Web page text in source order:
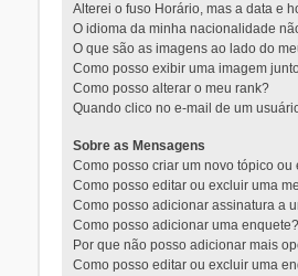
Alterei o fuso Horário, mas a data e
O idioma da minha nacionalidade
O que são as imagens ao lado do
Como posso exibir uma imagem
Como posso alterar o meu rank?
Quando clico no e-mail de um
Sobre as Mensagens
Como posso criar um novo tópico
Como posso editar ou excluir uma
Como posso adicionar assinatura a
Como posso adicionar uma enquete?
Por que não posso adicionar mais
Como posso editar ou excluir uma